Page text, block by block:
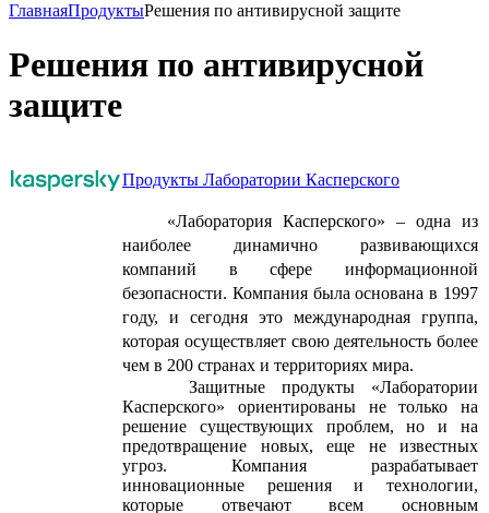
ГлавнаяПродуктыРешения по антивирусной защите
Решения по антивирусной
защите
Продукты Лаборатории Касперского
«Лаборатория Касперского» – одна из
наиболее динамично развивающихся
компаний в сфере информационной
безопасности. Компания была основана в 1997
году, и сегодня это международная группа,
которая осуществляет свою деятельность более
чем в 200 странах и территориях мира.
Защитные продукты «Лаборатории
Касперского» ориентированы не только на
решение существующих проблем, но и на
предотвращение новых, еще не известных
угроз. Компания разрабатывает
инновационные решения и технологии,
которые отвечают всем основным